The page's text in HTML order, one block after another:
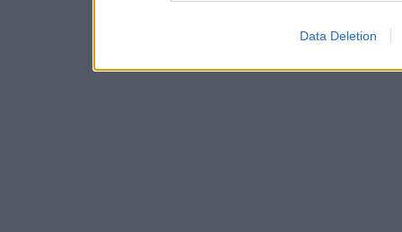
Data Deletion